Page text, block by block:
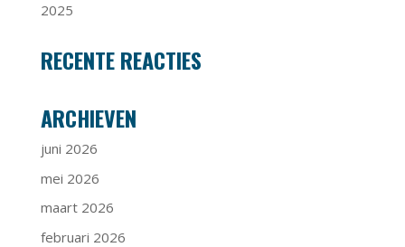
2025
RECENTE REACTIES
ARCHIEVEN
juni 2026
mei 2026
maart 2026
februari 2026